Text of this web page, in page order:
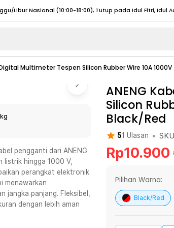
Sabtu - Minggu (08:00 - 20:00), Tutup pada Idul Fitri
Minggu/ Libur Nasional (08:00 - 17:00) Selengkapnya
- Minggu/ Libur Nasional (08:00 - 17:00) Selengkapnya
Libur Nasional (12:00-20:00), Tutup pada Idul Fitri
Libur Nasional (12:00-20:00), Tutup pada Idul Fitri
Sabtu - Minggu (08:00 - 20:00), Tutup pada Idul Fitri
- Minggu/ Libur Nasional (08:00 - 17:00) Selengkapnya
Minggu/ Libur Nasional (08:00 - 17:00)
Multimeter Tespen Silicon Rubber Wire 10A 1000V
pengganti dari ANENG
listrik hingga 1000 V,
perangkat elektronik.
menawarkan
panjang. Fleksibel,
dengan lebih aman
ANENG
Silicon
Black/Red
51 Ulasan • SKU
Rp10.900
Pilihan Warna:
Black/Red